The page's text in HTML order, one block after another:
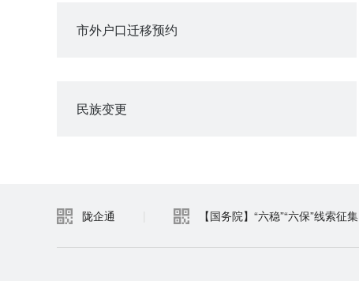
市外户口迁移预约
民族变更
陇企通 【国务院】“六稳”“六保”线索征集